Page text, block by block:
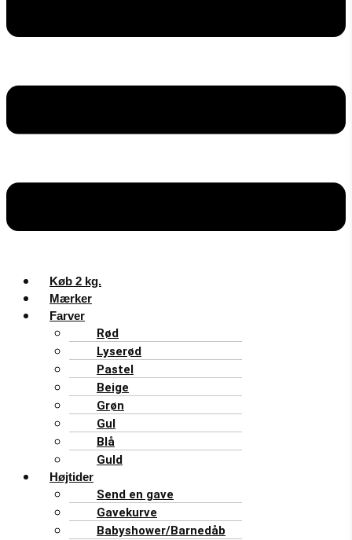
Køb 2 kg.
Mærker
Farver
Rød
Lyserød
Pastel
Beige
Grøn
Gul
Blå
Guld
Højtider
Send en gave
Gavekurve
Babyshower/Barnedåb